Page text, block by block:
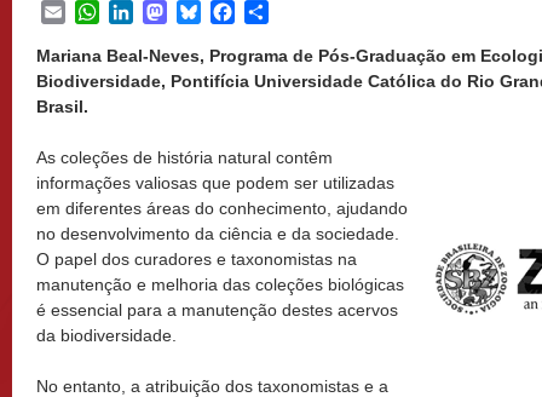
EmailWhatsApp
LinkedInMastodon
BlueskyFacebook
Mariana Beal-Neves, Programa de Pós-Graduação em
Biodiversidade, Pontifícia Universidade Católica do Rio
Brasil.
As coleções de história natural contêm
informações valiosas que podem ser utilizadas
em diferentes áreas do conhecimento, ajudando
no desenvolvimento da ciência e da sociedade.
O papel dos curadores e taxonomistas na
manutenção e melhoria das coleções biológicas
é essencial para a manutenção destes acervos
da biodiversidade.
No entanto, a atribuição dos taxonomistas e a